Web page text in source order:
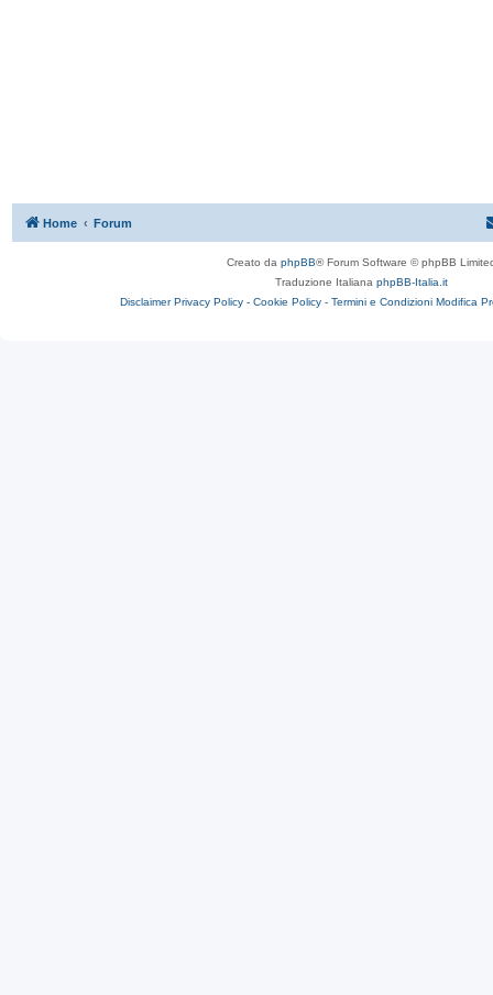
Home Forum
Creato da phpBB® Forum Software © phpBB
Traduzione Italiana phpBB-Italia.it
Disclaimer Privacy Policy - Cookie Policy - Termini e Condizioni Modifica